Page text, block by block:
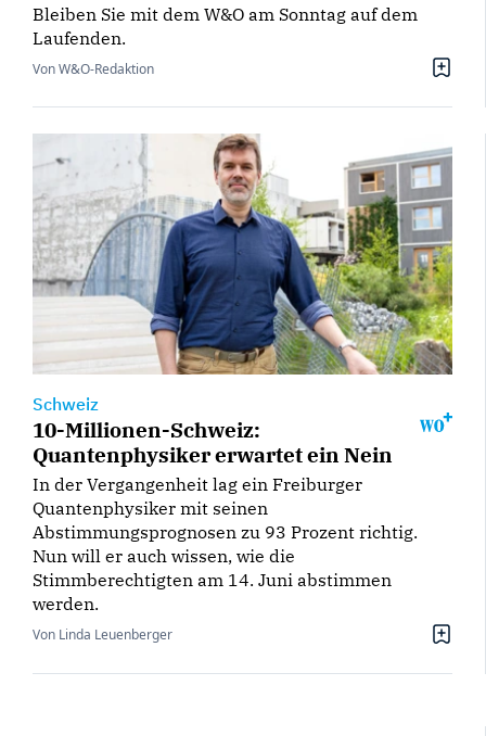
Bleiben Sie mit dem W&O am Sonntag auf dem
Laufenden.
Von W&O-Redaktion
Schweiz
10-Millionen-Schweiz:
Quantenphysiker erwartet ein Nein
In der Vergangenheit lag ein Freiburger
Quantenphysiker mit seinen
Abstimmungsprognosen zu 93 Prozent richtig.
Nun will er auch wissen, wie die
Stimmberechtigten am 14. Juni abstimmen
werden.
Von Linda Leuenberger